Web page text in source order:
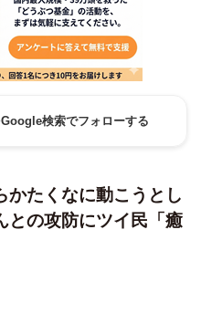
検索でフォローする
かたくなに動こうとし
の攻防にツイ民「癒